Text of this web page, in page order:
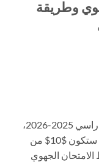
وطريقة
مع اقتراب نهاية الأسداس الثاني للموسم الدراسي 2025-2026،
. هل ستكون $10$ من
الجهوي